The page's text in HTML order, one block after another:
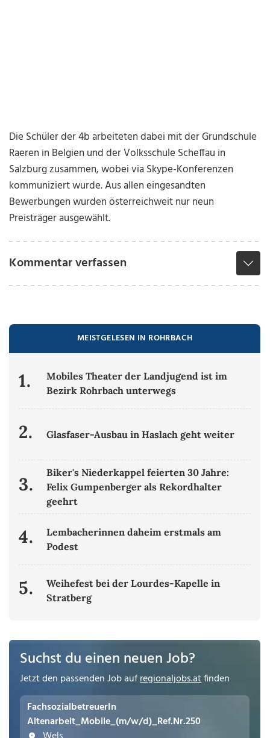
Die Schüler der 4b arbeiteten dabei mit der Grundschule
Raeren in Belgien und der Volksschule Scheffau in
Salzburg zusammen, wobei via Skype-Konferenzen
kommuniziert wurde. Aus allen eingesandten
Bewerbungen wurden österreichweit nur neun
Preisträger ausgewählt.
Kommentar verfassen
MEISTGELESEN IN ROHRBACH
1.
Mobiles Theater der Landjugend ist im
Bezirk Rohrbach unterwegs
2. Glasfaser-Ausbau in Haslach geht weiter
3.
Biker's Niederkappel feierten 30 Jahre:
Felix Gumpenberger als Rekordhalter
geehrt
4.
Lembacherinnen daheim erstmals am
Podest
5.
Weihefest bei der Lourdes-Kapelle in
Stratberg
Suchst du einen neuen Job?
Jetzt den passenden Job aufregionaljobs.atfinden
FachsozialbetreuerIn
Altenarbeit_Mobile_(m/w/d)_Ref.Nr.250